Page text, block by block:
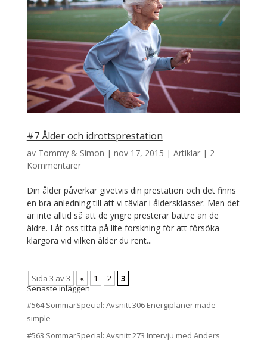
#7 Ålder och idrottsprestation
av Tommy & Simon | nov 17, 2015 | Artiklar| 2
Kommentarer
Din ålder påverkar givetvis din prestation och det finns
en bra anledning till att vi tävlar i åldersklasser. Men det
är inte alltid så att de yngre presterar bättre än de
äldre. Låt oss titta på lite forskning för att försöka
klargöra vid vilken ålder du rent...
Sida 3 av 3 « 1 2
3
Senaste inläggen
#564 SommarSpecial: Avsnitt 306 Energiplaner made
simple
#563 SommarSpecial: Avsnitt 273 Intervju med Anders